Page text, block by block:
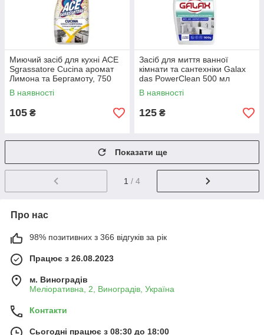
Миючий засіб для кухні ACE
Sgrassatore Cucina аромат
Лимона та Бергамоту, 750
мл, в спреї 8001480718784
В наявності
105 ₴
Засіб для миття ванної
кімнати та сантехніки Galax
das PowerClean 500 мл
4262396141262
В наявності
125 ₴
Показати ще
1 / 4
Про нас
98% позитивних з 366 відгуків за рік
Працює з 26.08.2023
м. Виноградів
Меліоративна, 2, Виноградів, Україна
Контакти
Сьогодні працює з 08:30 до 18:00